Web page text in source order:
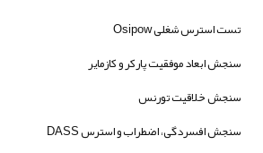
تست استرس شغلی Osipow
سنجش ابعاد موفقیت پارکر و کازمایر
سنجش خلاقیت تورنس
سنجش افسردگی، اضطراب و استرس DASS